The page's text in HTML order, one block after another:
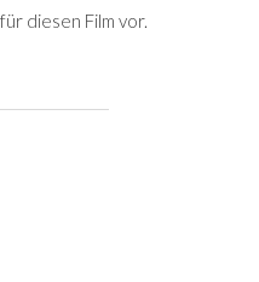
diesen Film vor.